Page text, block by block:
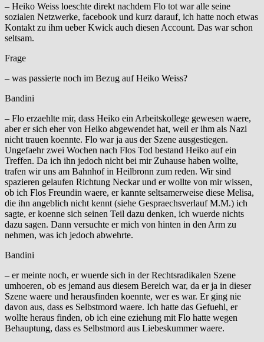
– Heiko Weiss loeschte direkt nachdem Flo tot war alle seine
sozialen Netzwerke, facebook und kurz darauf, ich hatte noch etwas
Kontakt zu ihm ueber Kwick auch diesen Account. Das war schon
seltsam.
Frage
– was passierte noch im Bezug auf Heiko Weiss?
Bandini
– Flo erzaehlte mir, dass Heiko ein Arbeitskollege gewesen waere,
aber er sich eher von Heiko abgewendet hat, weil er ihm als Nazi
nicht trauen koennte. Flo war ja aus der Szene ausgestiegen.
Ungefaehr zwei Wochen nach Flos Tod bestand Heiko auf ein
Treffen. Da ich ihn jedoch nicht bei mir Zuhause haben wollte,
trafen wir uns am Bahnhof in Heilbronn zum reden. Wir sind
spazieren gelaufen Richtung Neckar und er wollte von mir wissen,
ob ich Flos Freundin waere, er kannte seltsamerweise diese Melisa,
die ihn angeblich nicht kennt (siehe Gespraechsverlauf M.M.) ich
sagte, er koenne sich seinen Teil dazu denken, ich wuerde nichts
dazu sagen. Dann versuchte er mich von hinten in den Arm zu
nehmen, was ich jedoch abwehrte.
Bandini
– er meinte noch, er wuerde sich in der Rechtsradikalen Szene
umhoeren, ob es jemand aus diesem Bereich war, da er ja in dieser
Szene waere und herausfinden koennte, wer es war. Er ging nie
davon aus, dass es Selbstmord waere. Ich hatte das Gefuehl, er
wollte heraus finden, ob ich eine eziehung mit Flo hatte wegen
Behauptung, dass es Selbstmord aus Liebeskummer waere.